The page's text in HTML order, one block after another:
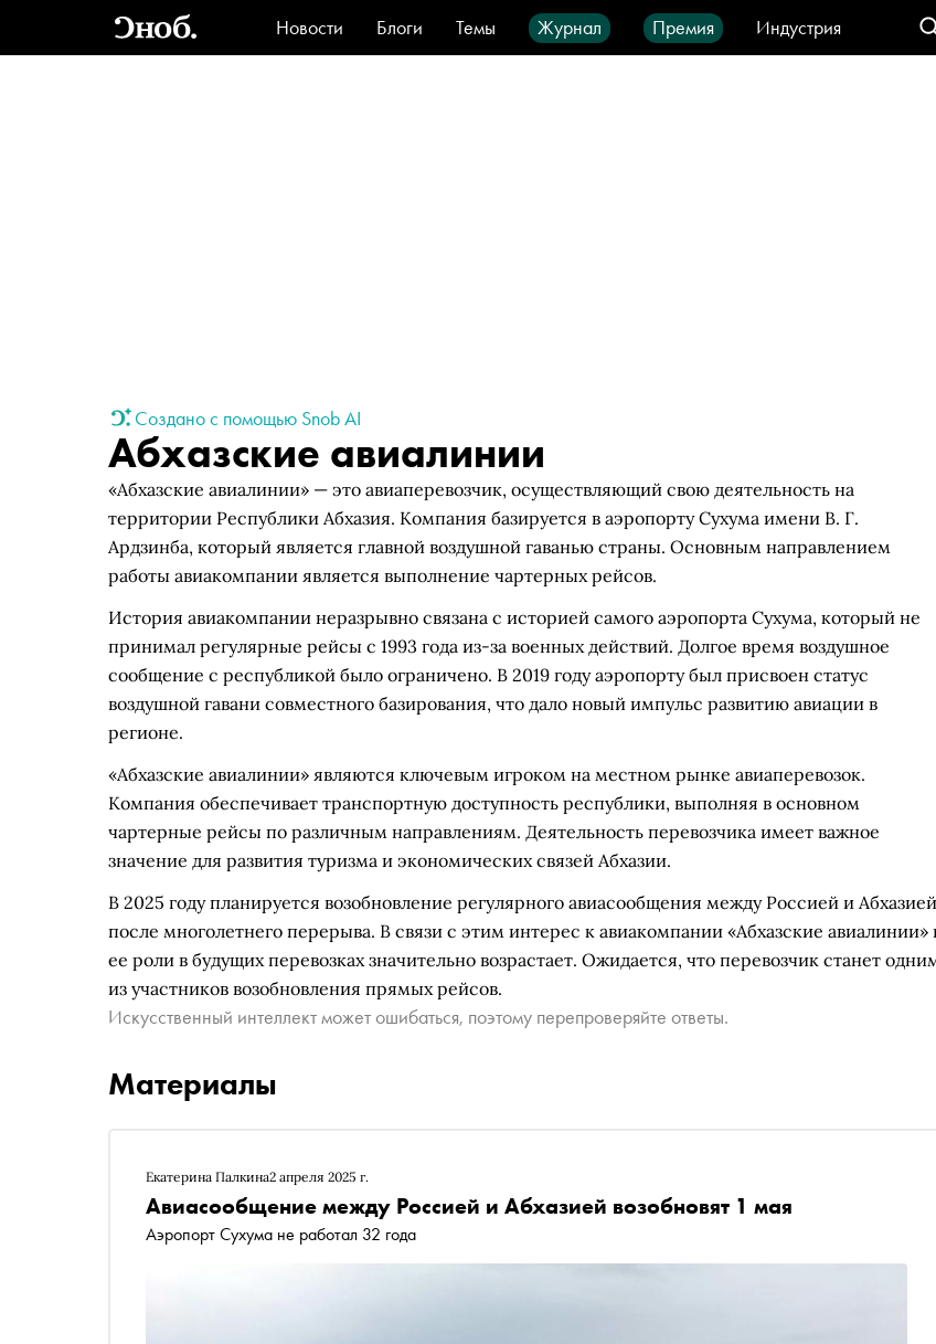
Новости Блоги Темы Журнал Премия
Индустрия
Стиль
Видео Город IT-продукты
Создано с помощью Snob AI
Абхазские авиалинии
«Абхазские авиалинии» — это авиаперевозчик, осуществляющий свою деятельность на
территории Республики Абхазия. Компания базируется в аэропорту Сухума имени В. Г.
Ардзинба, который является главной воздушной гаванью страны. Основным направлением
работы авиакомпании является выполнение чартерных рейсов.
История авиакомпании неразрывно связана с историей самого аэропорта Сухума, который не
принимал регулярные рейсы с 1993 года из-за военных действий. Долгое время воздушное
сообщение с республикой было ограничено. В 2019 году аэропорту был присвоен статус
воздушной гавани совместного базирования, что дало новый импульс развитию авиации в
регионе.
«Абхазские авиалинии» являются ключевым игроком на местном рынке авиаперевозок.
Компания обеспечивает транспортную доступность республики, выполняя в основном
чартерные рейсы по различным направлениям. Деятельность перевозчика имеет важное
значение для развития туризма и экономических связей Абхазии.
В 2025 году планируется возобновление регулярного авиасообщения между Россией и Абхазией
после многолетнего перерыва. В связи с этим интерес к авиакомпании «Абхазские авиалинии»
ее роли в будущих перевозках значительно возрастает. Ожидается, что перевозчик станет
из участников возобновления прямых рейсов.
Искусственный интеллект может ошибаться, поэтому перепроверяйте ответы.
Материалы
Екатерина Палкина2 апреля 2025 г.
Авиасообщение между Россией и Абхазией возобновят 1 мая
Аэропорт Сухума не работал 32 года